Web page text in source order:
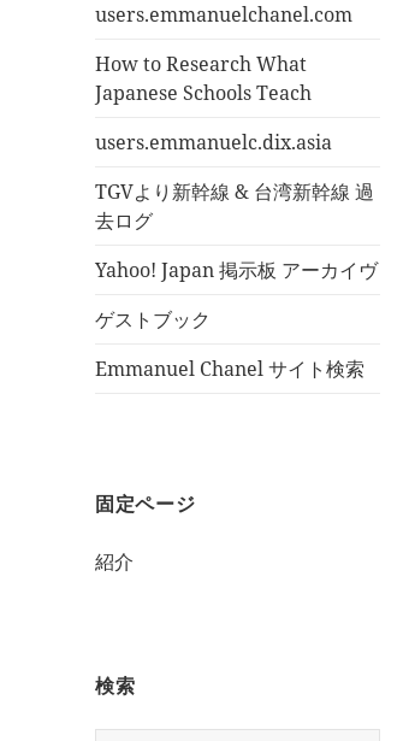
users.emmanuelchanel.com
How to Research What
Japanese Schools Teach
users.emmanuelc.dix.asia
TGVより新幹線 & 台湾新幹線 過
去ログ
Yahoo! Japan 掲示板 アーカイヴ
ゲストブック
Emmanuel Chanel サイト検索
固定ページ
紹介
検索